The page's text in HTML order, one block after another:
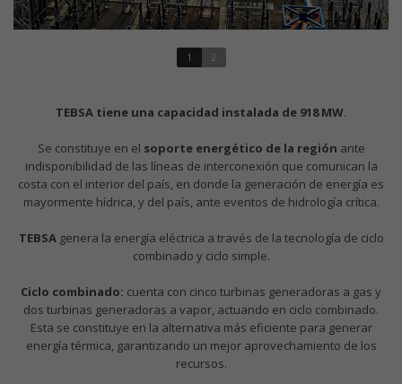
1 2
TEBSA tiene una capacidad instalada de 918 MW.
Se constituye en el soporte energético de la región ante
indisponibilidad de las líneas de interconexión que comunican la
costa con el interior del país, en donde la generación de energía es
mayormente hídrica, y del país, ante eventos de hidrología crítica.
TEBSAgenera la energía eléctrica a través de la tecnología de ciclo
combinado y ciclo simple.
Ciclo combinado: cuenta con cinco turbinas generadoras a gas y
dos turbinas generadoras a vapor, actuando en ciclo combinado.
Esta se constituye en la alternativa más eficiente para generar
energía térmica, garantizando un mejor aprovechamiento de los
recursos.